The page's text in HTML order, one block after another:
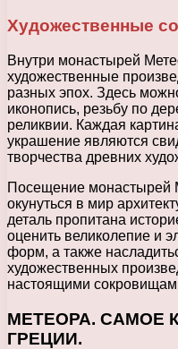
Художественные
Внутри монастырей
художественные
разных эпох. Здесь
иконопись, резьбу по
реликвии. Каждая
украшение являются
творчества древних
Посещение монастырей
окунуться в мир
деталь пропитана
оценить великолепие и
форм, а также
художественных
настоящими
МЕТЕОРА. САМОЕ
ГРЕЦИИ.